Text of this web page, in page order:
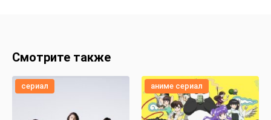
Смотрите также
сериал аниме сериал